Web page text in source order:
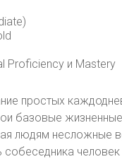
Proficiency и Mastery
простых
базовые
людям несложные
собеседника